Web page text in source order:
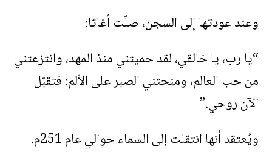
وعند عودتها إلى السجن، صلّت أغاثا:
“يا رب، يا خالقي، لقد حميتني منذ المهد، وانتزعتني
من حب العالم، ومنحتني الصبر على الألم: فتقبّل
الآن روحي.”
ويُعتقد أنها انتقلت إلى السماء حوالي عام 251م.